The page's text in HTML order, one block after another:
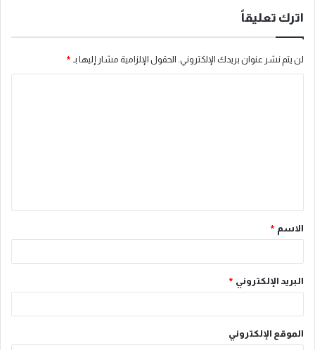
اترك تعليقاً
لن يتم نشر عنوان بريدك الإلكتروني. الحقول الإلزامية مشار إليها بـ *
ق
*
الاسم *
البريد الإلكتروني *
الموقع الإلكتروني